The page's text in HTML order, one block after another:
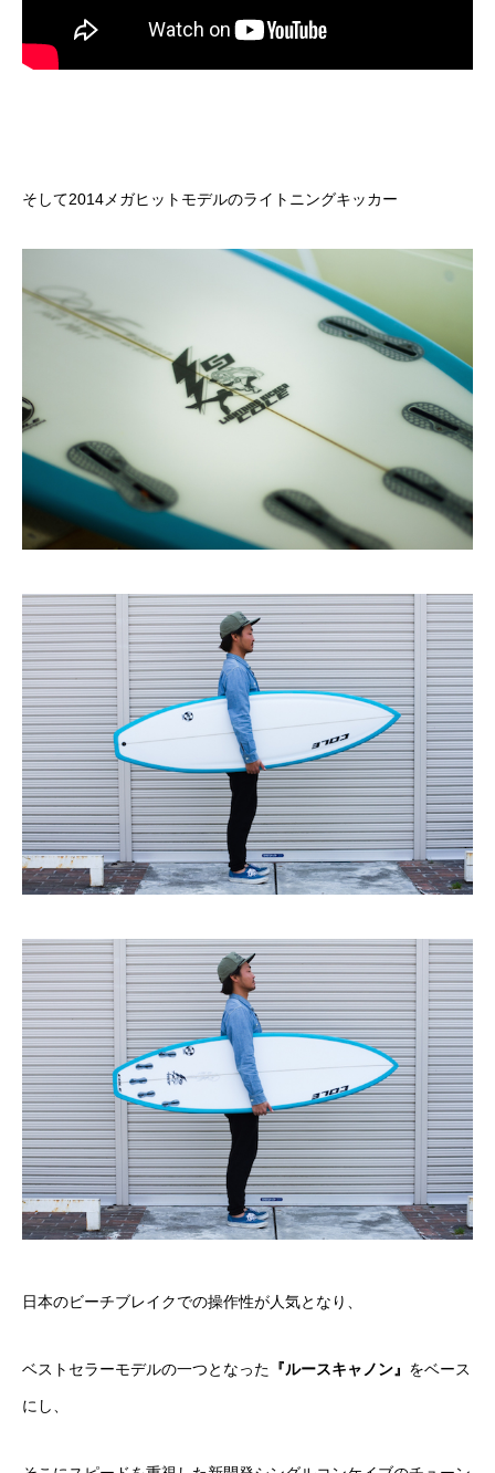
そして2014メガヒットモデルのライトニングキッカー
日本のビーチブレイクでの操作性が人気となり、
ベストセラーモデルの一つとなった 『ルースキャノン』 をベース
にし、